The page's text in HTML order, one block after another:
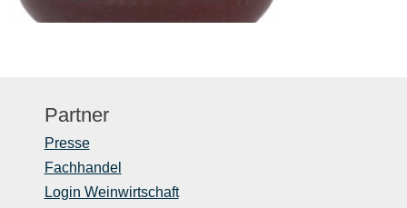
Partner
Presse
Fachhandel
Login Weinwirtschaft